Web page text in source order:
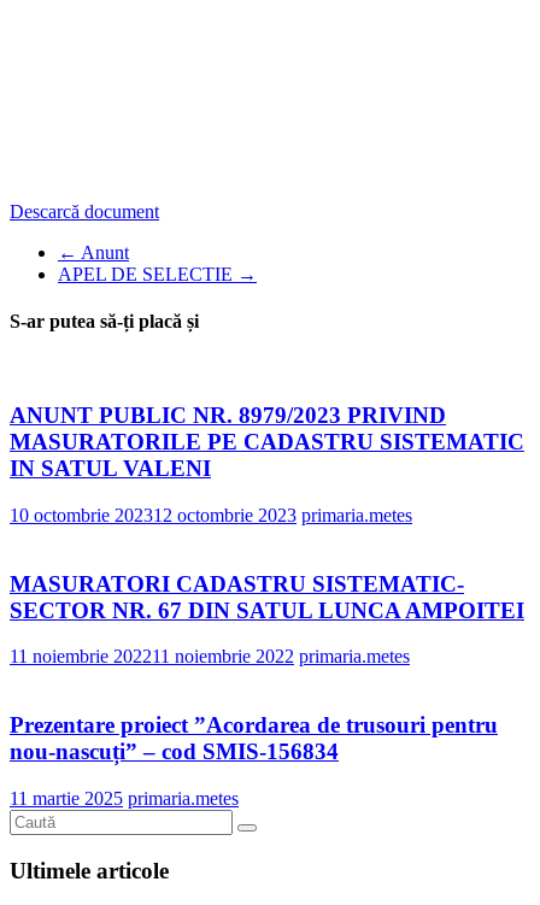
Descarcă document
← Anunt
APEL DE SELECTIE →
S-ar putea să-ți placă și
ANUNT PUBLIC NR. 8979/2023 PRIVIND
MASURATORILE PE CADASTRU SISTEMATIC
IN SATUL VALENI
10 octombrie 202312 octombrie 2023 primaria.metes
MASURATORI CADASTRU SISTEMATIC-
SECTOR NR. 67 DIN SATUL LUNCA AMPOITEI
11 noiembrie 202211 noiembrie 2022 primaria.metes
Prezentare proiect ”Acordarea de trusouri pentru
nou-nascuți” – cod SMIS-156834
11 martie 2025 primaria.metes
Ultimele articole